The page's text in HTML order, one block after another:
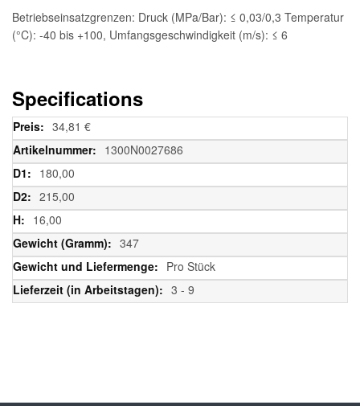
Betriebseinsatzgrenzen: Druck (MPa/Bar): ≤ 0,03/0,3 Temperatur
(°C): -40 bis +100, Umfangsgeschwindigkeit (m/s): ≤ 6
Specifications
Weitere
Informationen
34,81 €
1300N0027686
180,00
215,00
16,00
347
Pro Stück
3 - 9